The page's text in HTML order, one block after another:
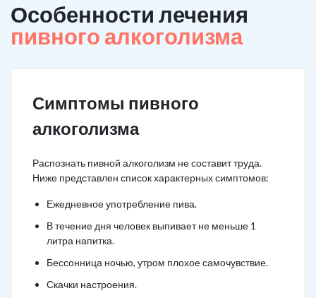
Особенности лечения
пивного алкоголизма
Симптомы пивного
алкоголизма
Распознать пивной алкоголизм не составит труда.
Ниже представлен список характерных симптомов:
Ежедневное употребление пива.
В течение дня человек выпивает не меньше 1
литра напитка.
Бессонница ночью, утром плохое самочувствие.
Скачки настроения.